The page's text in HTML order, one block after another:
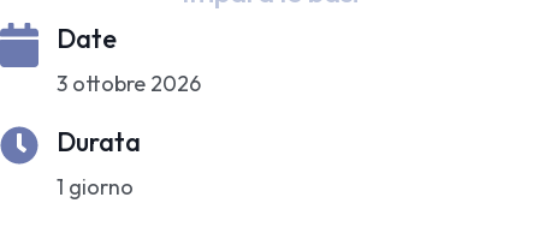
Date
3 ottobre 2026
Durata
1 giorno